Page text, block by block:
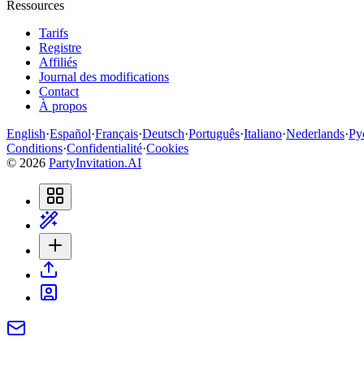
Ressources
Tarifs
Registre
Affiliés
Journal des modifications
Contact
À propos
English·Español·Français·Deutsch·Português·Italiano·Nederlands·
Conditions·Confidentialité·Cookies
© 2026 PartyInvitation.AI